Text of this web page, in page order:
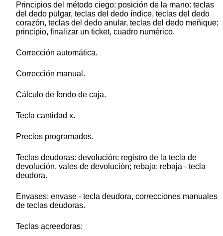
Principios del método ciego: posición de la mano: teclas
del dedo pulgar, teclas del dedo índice, teclas del dedo
corazón, teclas del dedo anular, teclas del dedo meñique;
principio, finalizar un ticket, cuadro numérico.
Corrección automática.
Corrección manual.
Cálculo de fondo de caja.
Tecla cantidad x.
Precios programados.
Teclas deudoras: devolución: registro de la tecla de
devolución, vales de devolución; rebaja: rebaja - tecla
deudora.
Envases: envase - tecla deudora, correcciones manuales
de teclas deudoras.
Teclas acreedoras: